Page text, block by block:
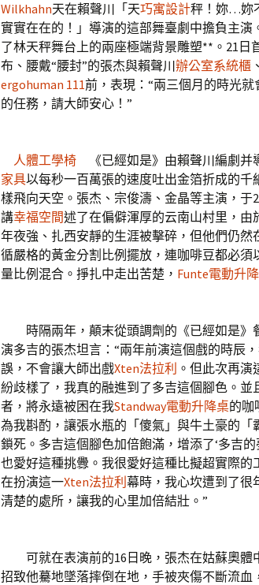
Wilkhahn天在賴聲川「天巧寓設計秤！妳…妳
實實在在的！」導演的這部舞臺劇中擔負主
了林天秤舞台上的兩座極端背景雕塑**。21日
布、腰戴“腰封”的張杰與賴聲川辦公室系統櫃 、
ergohuman 111前，表現：“兩三個月的時光
的任務，請大師安心！”
人體工學椅 《已經如是》由賴聲川編劇并
家具以每秒一百萬張的速度吐出金箔折成的千
樣飛向天空。張杰、宗俊濤、金晶等主演，于
講幸福空間述了在偏僻渾厚的云南山村里，由
年夜強、扎西安靜的生涯被擊碎，但他們仍
循嚴格的黃金分割比例擺放，連咖啡豆都必須
量比例混合。掙扎中走出苦楚， Funte電動升
時隔兩年，顛末從頭調劑的《已經如是》
演多吉的張杰坦言：“兩年前演這個戲的時辰
誤，不會讓大師出戲Xten法拉利 。但此次再演
紛歧樣了，我真的融進到了多吉這個腳色。並
者，將永遠被困在我Standway電動升降桌的咖
為我斟酌，讓張水瓶的「傻氣」與牛土豪的
鎖死。多吉這個腳色加倍飽滿，增添了‘多吉的
也愛好這種挑釁。我很愛好這種比擬超實際
在扮演這一Xten法拉利 幕時，我心坎遭到了很
清楚的處所，讓我的心里加倍結壯。”
可就在表演前的16日晚，張杰在姑蘇奧體
招致他驀地墜落摔倒在地，手被夾傷不斷流血